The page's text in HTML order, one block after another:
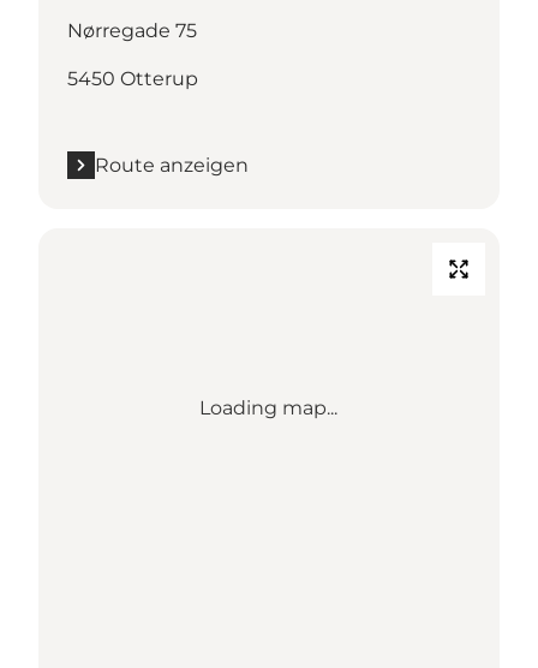
Nørregade 75
5450 Otterup
Route anzeigen
Loading map...